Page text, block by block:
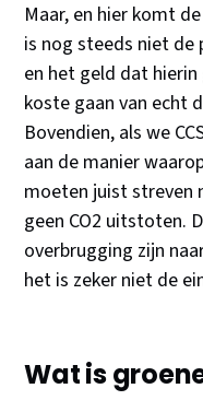
Maar, en hier komt
is nog steeds niet de
en het geld dat
koste gaan van echt
Bovendien, als we
aan de manier
moeten juist streven
geen CO2 uitstoten.
overbrugging zijn
het is zeker niet de
Wat is